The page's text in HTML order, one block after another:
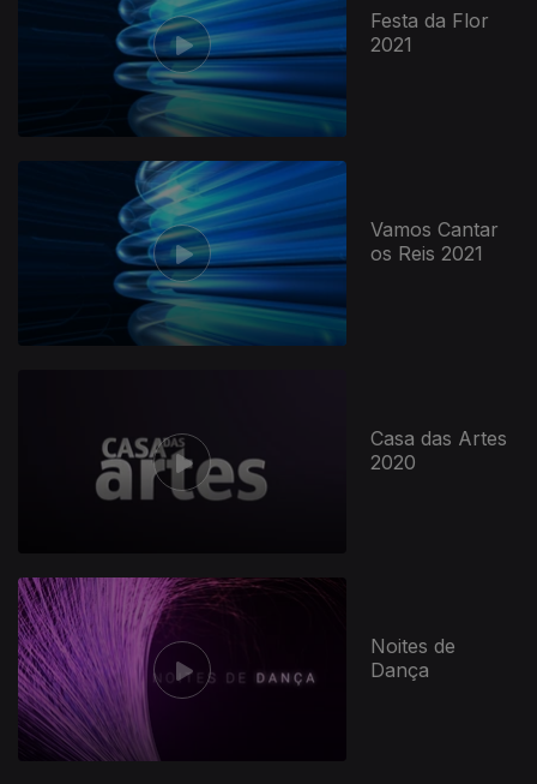
Festa da Flor
2021
Vamos Cantar
os Reis 2021
Casa das Artes
2020
Noites de
Dança